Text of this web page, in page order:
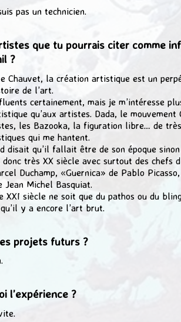
pas un technicien.
que tu pourrais citer comme
?
Chauvet, la création artistique est un
de l’art.
certainement, mais je m’intéresse
qu’aux artistes. Dada, le mouvement
les Bazooka, la figuration libre… de
qui me hantent.
disait qu’il fallait être de son époque
donc très XX siècle avec surtout des chefs
Duchamp, «Guernica» de Pablo
Jean Michel Basquiat.
XXI siècle ne soit que du pathos ou du
y a encore l’art brut.
projets futurs ?
l’expérience ?